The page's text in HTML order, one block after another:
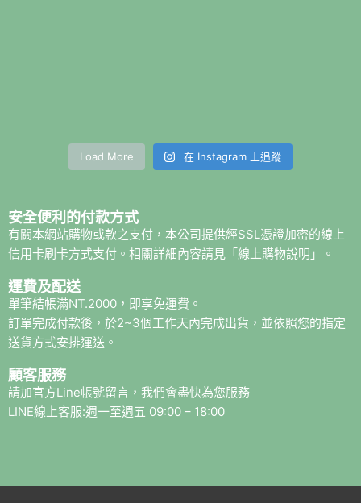
Load More 在 Instagram 上追蹤
安全便利的付款方式
有關本網站購物或款之支付，本公司提供經SSL憑證加密的線上
信用卡刷卡方式支付。相關詳細內容請見「線上購物說明」。
運費及配送
單筆結帳滿NT.2000，即享免運費。
訂單完成付款後，於2~3個工作天內完成出貨，並依照您的指定
送貨方式安排運送。
顧客服務
請加官方Line帳號留言，我們會盡快為您服務
LINE線上客服:週一至週五 09:00 – 18:00